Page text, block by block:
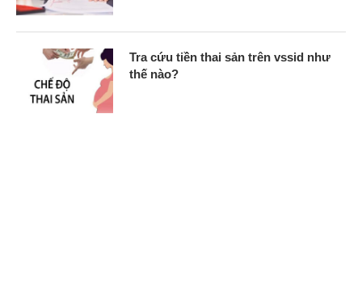
Tra cứu tiền thai sản trên vssid như
thế nào?